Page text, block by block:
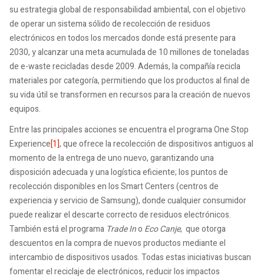
su estrategia global de responsabilidad ambiental, con el objetivo
de operar un sistema sólido de recolección de residuos
electrónicos en todos los mercados donde está presente para
2030, y alcanzar una meta acumulada de 10 millones de toneladas
de e-waste recicladas desde 2009. Además, la compañía recicla
materiales por categoría, permitiendo que los productos al final de
su vida útil se transformen en recursos para la creación de nuevos
equipos.
Entre las principales acciones se encuentra el programa One Stop
Experience[1], que ofrece la recolección de dispositivos antiguos al
momento de la entrega de uno nuevo, garantizando una
disposición adecuada y una logística eficiente; los puntos de
recolección disponibles en los Smart Centers (centros de
experiencia y servicio de Samsung), donde cualquier consumidor
puede realizar el descarte correcto de residuos electrónicos.
También está el programa Trade Ino Eco Canje, que otorga
descuentos en la compra de nuevos productos mediante el
intercambio de dispositivos usados. Todas estas iniciativas buscan
fomentar el reciclaje de electrónicos, reducir los impactos